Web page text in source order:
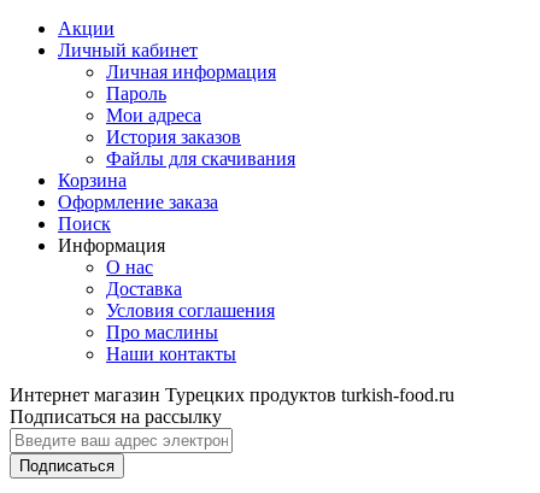
Акции
Личный кабинет
Личная информация
Пароль
Мои адреса
История заказов
Файлы для скачивания
Корзина
Оформление заказа
Поиск
Информация
О нас
Доставка
Условия соглашения
Про маслины
Наши контакты
Интернет магазин Турецких продуктов turkish-food.ru
Подписаться на рассылку
Подписаться